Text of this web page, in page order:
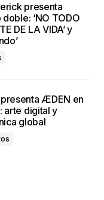
presenta
‘NO TODO
DE LA VIDA’ y
ÆDEN en
arte digital y
global